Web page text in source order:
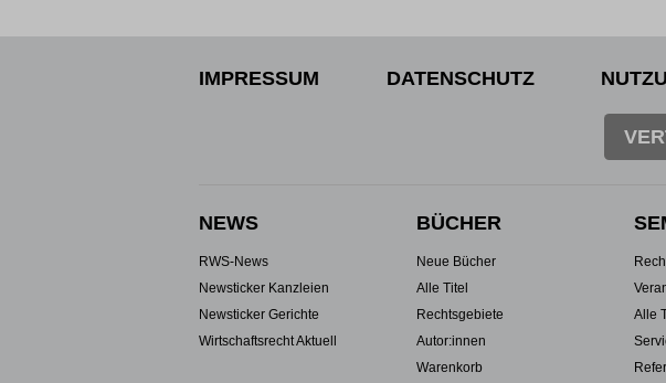
IMPRESSUM DATENSCHUTZ
NEWS
RWS-News
Newsticker Kanzleien
Newsticker Gerichte
Wirtschaftsrecht Aktuell
BÜCHER
Neue Bücher
Alle Titel
Rechtsgebiete
Autor:innen
Warenkorb
Alle